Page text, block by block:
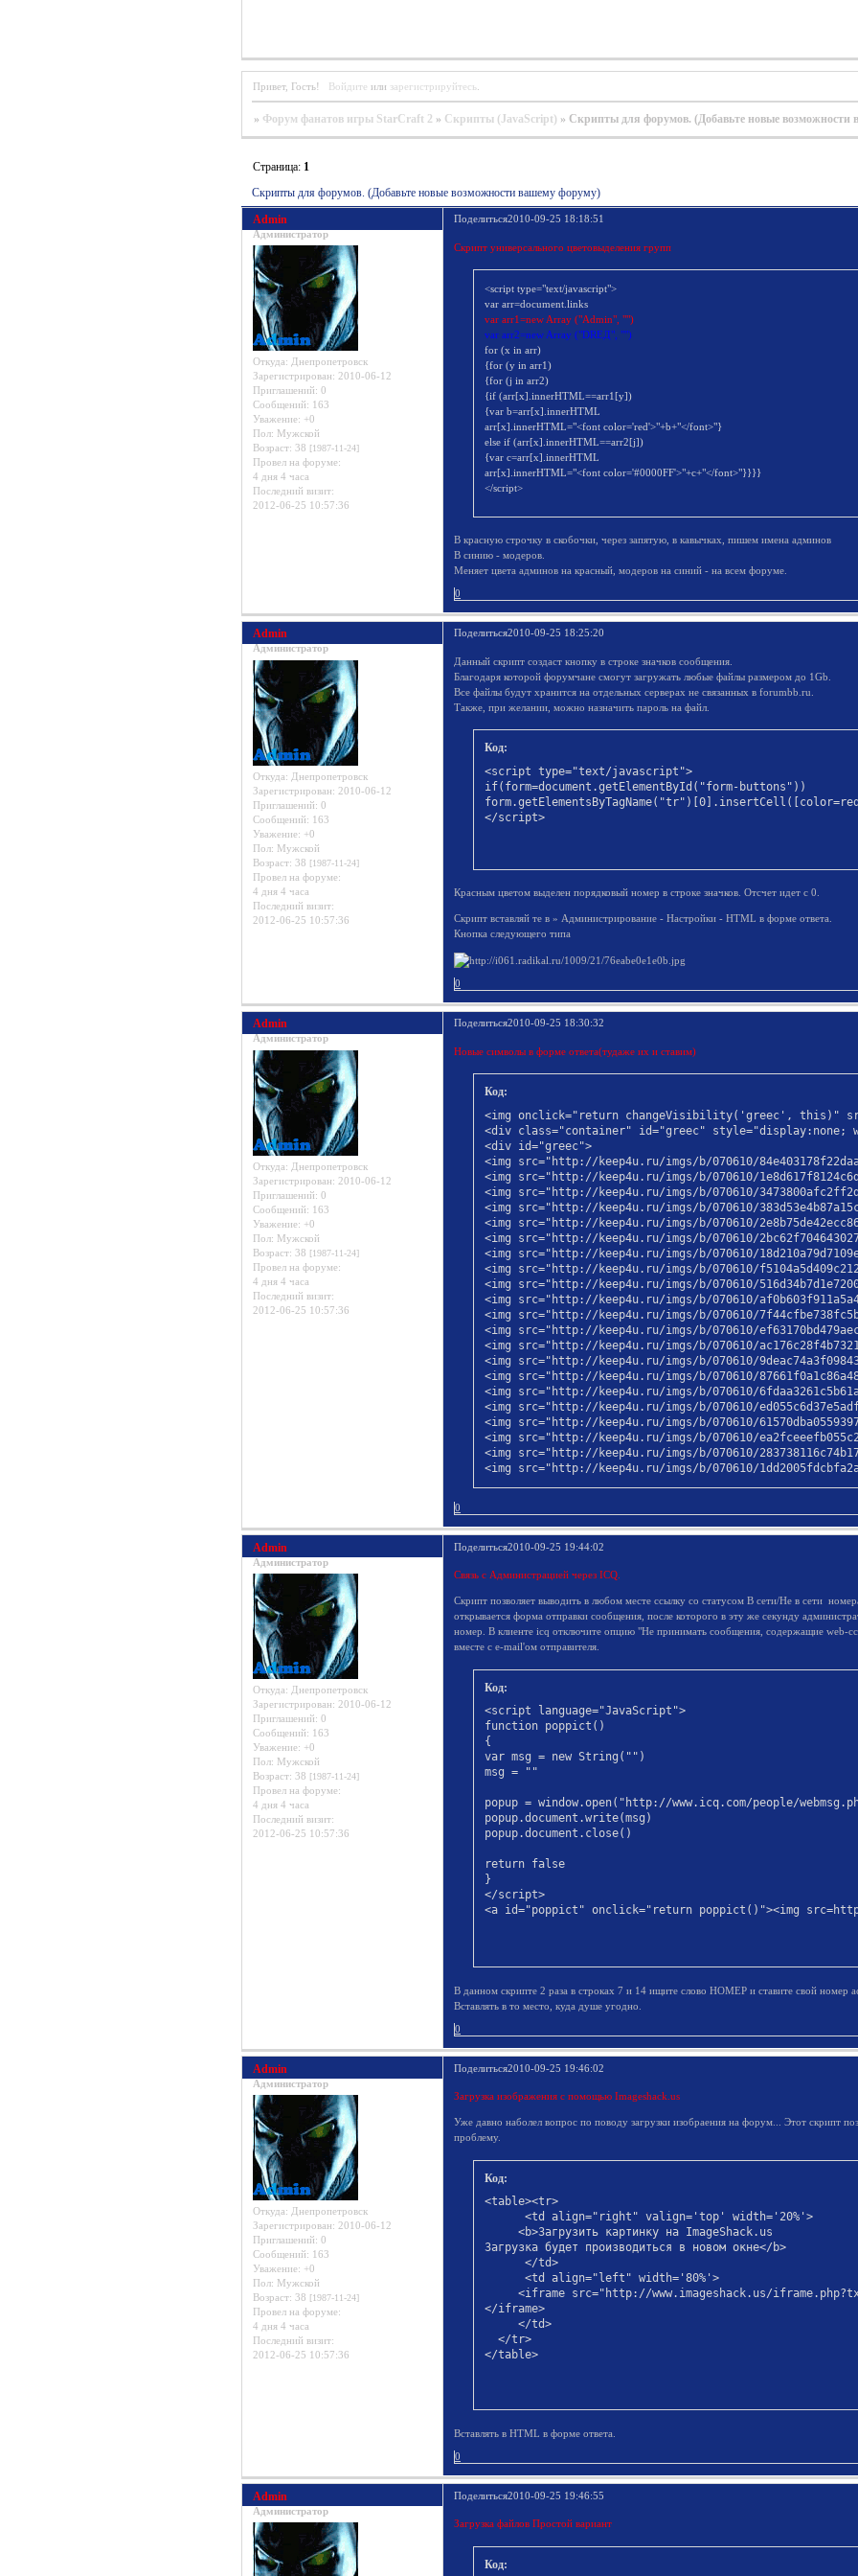
Привет, Гость! Войдите или зарегистрируйтесь.
» Форум фанатов игры StarCraft 2 » Скрипты (JavaScript) »Скрипты для форумов. (Добавьте новые возможности
Скрипты для форумов. (Добавьте новые возможности вашему форуму)
Страница: 1
Поделиться2010-09-25 18:18:51
Admin
Администратор
Откуда: Днепропетровск
Зарегистрирован: 2010-06-12
Приглашений: 0
Сообщений: 163
Уважение: +0
Пол: Мужской
Возраст: 38 [1987-11-24]
Провел на форуме:
4 дня 4 часа
Последний визит:
2012-06-25 10:57:36
Скрипт универсального цветовыделения групп
<script type="text/javascript">
var arr=document.links
var arr1=new Array ("Admin", "")
var arr2=new Array ("DREД", "")
for (x in arr)
{for (y in arr1)
{for (j in arr2)
{if (arr[x].innerHTML==arr1[y])
{var b=arr[x].innerHTML
arr[x].innerHTML="<font color='red'>"+b+"</font>"}
else if (arr[x].innerHTML==arr2[j])
{var c=arr[x].innerHTML
arr[x].innerHTML="<font color='#0000FF'>"+c+"</font>"}}}}
</script>
В красную строчку в скобочки, через запятую, в кавычках, пишем имена админов
В синию - модеров.
Меняет цвета админов на красный, модеров на синий - на всем форуме.
0
Поделиться2010-09-25 18:25:20
Admin
Администратор
Откуда: Днепропетровск
Зарегистрирован: 2010-06-12
Приглашений: 0
Сообщений: 163
Уважение: +0
Пол: Мужской
Возраст: 38 [1987-11-24]
Провел на форуме:
4 дня 4 часа
Последний визит:
2012-06-25 10:57:36
Данный скрипт создаст кнопку в строке значков сообщения.
Благодаря которой форумчане смогут загружать любые файлы размером до 1Gb.
Все файлы будут хранится на отдельных серверах не связанных в forumbb.ru.
Также, при желании, можно назначить пароль на файл.
Код:
<script type="text/javascript">
if(form=document.getElementById("form-buttons"))
</script>
Красным цветом выделен порядковый номер в строке значков. Отсчет идет с 0.
Скрипт вставляй те в » Администрирование - Настройки - HTML в форме ответа.
Кнопка следующего типа
0
Поделиться2010-09-25 18:30:32
Admin
Администратор
Откуда: Днепропетровск
Зарегистрирован: 2010-06-12
Приглашений: 0
Сообщений: 163
Уважение: +0
Пол: Мужской
Возраст: 38 [1987-11-24]
Провел на форуме:
4 дня 4 часа
Последний визит:
2012-06-25 10:57:36
Новые символы в форме ответа(тудаже их и ставим)
Код:
<img onclick="return changeVisibility('greec', this)"
<div class="container" id="greec" style="display:none;
<div id="greec">
<img src="http://keep4u.ru/imgs/b/070610/
<img src="http://keep4u.ru/imgs/b/070610/
<img src="http://keep4u.ru/imgs/b/070610/
<img src="http://keep4u.ru/imgs/b/070610/
<img src="http://keep4u.ru/imgs/b/070610/
<img src="http://keep4u.ru/imgs/b/070610/
<img src="http://keep4u.ru/imgs/b/070610/
<img src="http://keep4u.ru/imgs/b/070610/
<img src="http://keep4u.ru/imgs/b/070610/
<img src="http://keep4u.ru/imgs/b/070610/
<img src="http://keep4u.ru/imgs/b/070610/
<img src="http://keep4u.ru/imgs/b/070610/
<img src="http://keep4u.ru/imgs/b/070610/
<img src="http://keep4u.ru/imgs/b/070610/
<img src="http://keep4u.ru/imgs/b/070610/
<img src="http://keep4u.ru/imgs/b/070610/
<img src="http://keep4u.ru/imgs/b/070610/
<img src="http://keep4u.ru/imgs/b/070610/
<img src="http://keep4u.ru/imgs/b/070610/
<img src="http://keep4u.ru/imgs/b/070610/
<img src="http://keep4u.ru/imgs/b/070610/
</div>
</div>
<div class="container" id="greec_b"
<img src="http://keep4u.ru/imgs/b/070707/
<img src="http://keep4u.ru/imgs/b/070707/
<img src="http://keep4u.ru/imgs/b/070707/
<img src="http://keep4u.ru/imgs/b/070707/
<img src="http://keep4u.ru/imgs/b/070707/
<img src="http://keep4u.ru/imgs/b/070707/
<img src="http://keep4u.ru/imgs/b/070707/
</div>
</div>
0
Поделиться2010-09-25 19:44:02
Admin
Администратор
Откуда: Днепропетровск
Зарегистрирован: 2010-06-12
Приглашений: 0
Сообщений: 163
Уважение: +0
Пол: Мужской
Возраст: 38 [1987-11-24]
Провел на форуме:
4 дня 4 часа
Последний визит:
2012-06-25 10:57:36
Связь с Администрацией через ICQ.
Скрипт позволяет выводить в любом месте ссылку со статусом В сети/Не в сети
открывается форма отправки сообщения, после которого в эту же секунду
номер. В клиенте icq отключите опцию "Не принимать сообщения, содержащие web-
вместе с e-mail'ом отправителя.
Код:
<script language="JavaScript">
function poppict()
{
var msg = new String("")
msg = ""
popup = window.open("http://www.icq.com/people/
popup.document.write(msg)
popup.document.close()
return false
}
</script>
<a id="poppict" onclick="return poppict()"><img
В данном скрипте 2 раза в строках 7 и 14 ищите слово НОМЕР и ставите свой номер
Вставлять в то место, куда душе угодно.
0
Поделиться2010-09-25 19:46:02
Admin
Администратор
Откуда: Днепропетровск
Зарегистрирован: 2010-06-12
Приглашений: 0
Сообщений: 163
Уважение: +0
Пол: Мужской
Возраст: 38 [1987-11-24]
Провел на форуме:
4 дня 4 часа
Последний визит:
2012-06-25 10:57:36
Загрузка изображения с помощью Imageshack.us
Уже давно наболел вопрос по поводу загрузки изобраения на форум... Этот скрипт
проблему.
Код:
<table><tr>
      <td align="right" valign='top' width='20%'>
     <b>Загрузить картинку на ImageShack.us
Загрузка будет производиться в новом окне</b>
      </td>
      <td align="left" width='80%'>
<iframe src="http://www.imageshack.us/
</iframe>
     </td>
  </tr>
</table>
Вставлять в HTML в форме ответа.
0
Поделиться2010-09-25 19:46:55
Admin
Администратор
Загрузка файлов Простой вариант
Код: